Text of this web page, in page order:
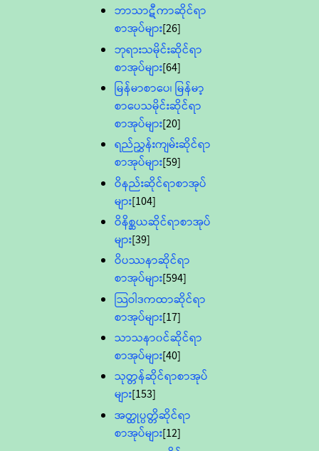
ဘာသာဋီကာဆိုင်ရာ
စာအုပ်များ[26]
ဘုရားသမိုင်းဆိုင်ရာ
စာအုပ်များ[64]
မြန်မာစာပေ၊ မြန်မာ့
စာပေသမိုင်းဆိုင်ရာ
စာအုပ်များ[20]
ရည်ညွှန်းကျမ်းဆိုင်ရာ
စာအုပ်များ[59]
ဝိနည်းဆိုင်ရာစာအုပ်
များ[104]
ဝိနိစ္ဆယဆိုင်ရာစာအုပ်
များ[39]
ဝိပဿနာဆိုင်ရာ
စာအုပ်များ[594]
သြဝါဒကထာဆိုင်ရာ
စာအုပ်များ[17]
သာသနာ၀င်ဆိုင်ရာ
စာအုပ်များ[40]
သုတ္တန်ဆိုင်ရာစာအုပ်
များ[153]
အတ္ထုပ္ပတ္တိဆိုင်ရာ
စာအုပ်များ[12]